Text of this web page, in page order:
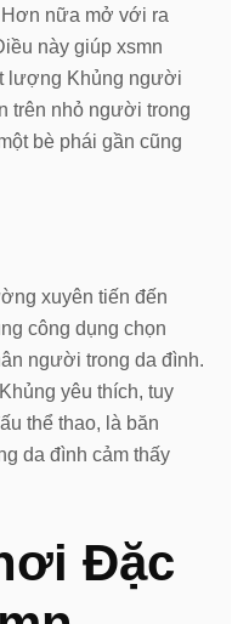
nữa mở với ra
này giúp xsmn
lượng Khủng người
trên nhỏ người trong
bè phái gần cũng
xuyên tiến đến
công dụng chọn
người trong da đình.
yêu thích, tuy
thể thao, là băn
da đình cảm thấy
Đặc